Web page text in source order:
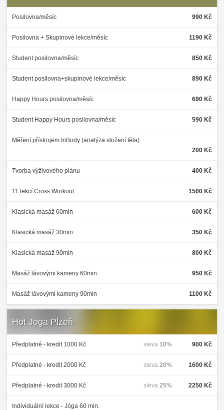
Posilovna/měsíc 990 Kč
Posilovna + Skupinové lekce/měsíc 1190 Kč
Student posilovna/měsíc 850 Kč
Student posilovna+skupinové lekce/měsíc 890 Kč
Happy Hours posilovna/měsíc 690 Kč
Student Happy Hours posilovna/měsíc 590 Kč
Měření přístrojem InBody (analýza složení těla)
200 Kč
Tvorba výživového plánu 400 Kč
11 lekcí Cross Workout 1500 Kč
Klasická masáž 60min 600 Kč
Klasická masáž 30min 350 Kč
Klasická masáž 90min 800 Kč
Masáž lávovými kameny 60min 950 Kč
Masáž lávovými kameny 90min 1100 Kč
Hot Joga Plzeň
Předplatné - kredit 1000 Kč 900 Kč
sleva 10%
Předplatné - kredit 2000 Kč 1600 Kč
sleva 20%
Předplatné - kredit 3000 Kč 2250 Kč
sleva 25%
Individuální lekce - Jóga 60 min.